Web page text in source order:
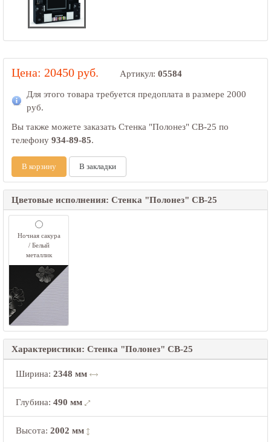
Цена: 20450 руб. Артикул: 05584
Для этого товара требуется предоплата в размере 2000
руб.
Вы также можете заказать Стенка "Полонез" СВ-25 по
телефону 934-89-85.
В корзину В закладки
Цветовые исполнения: Стенка "Полонез" СВ-25
Ночная сакура
/ Белый
металлик
Характеристики: Стенка "Полонез" СВ-25
Ширина: 2348 мм
Глубина: 490 мм
Высота: 2002 мм